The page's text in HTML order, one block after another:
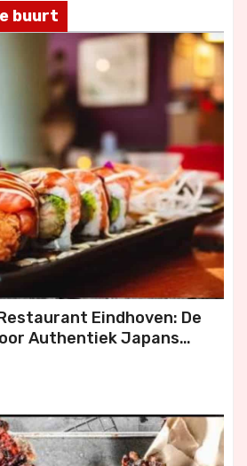
buurt
Eindhoven: De
Authentiek Japans